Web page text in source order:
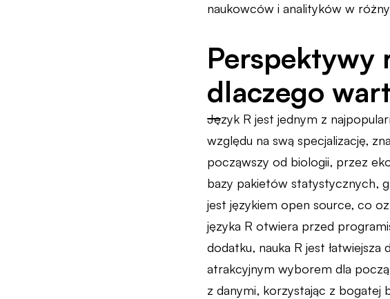
naukowców i analityków w
Perspektywy
dlaczego
Język R jest jednym z
względu na swą specjalizację,
począwszy od biologii, przez
bazy pakietów statystycznych,
jest językiem open source, co
języka R otwiera przed
dodatku, nauka R jest
atrakcyjnym wyborem dla
z danymi, korzystając z bogatej